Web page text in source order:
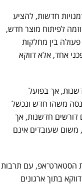
חדשות, להציע
לפיתוח מוצר חדש,
פעולה בין מחלקות
אחד, אלא דווקא
אך בפועל
משהו חדש ונכשל
דורשים חדשנות, אך
משום שעובדים אינם
הסטארט־אפ, עם תרבות
בתוך ארגונים